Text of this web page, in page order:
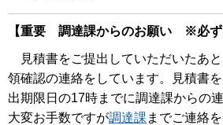
【重要 調達課からのお願い ※必ず
見積書をご提出していただいたあ
領確認の連絡をしています。見積書
出期限日の17時までに調達課からの
大変お手数ですが調達課 までご連絡